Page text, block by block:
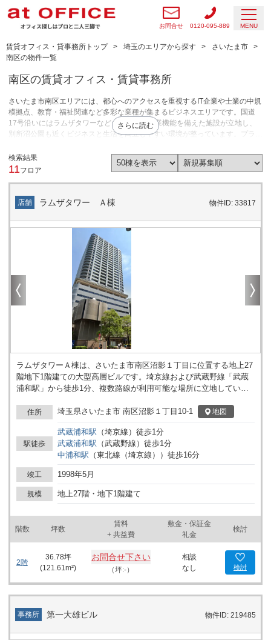
お問合せ 0120-095-889 MENU
賃貸オフィス・貸事務所トップ 埼玉のエリアから探す
さいたま市
南区の物件一覧
南区の賃貸オフィス・賃貸事務所
さいたま市南区エリアには、都心へのアクセスを重視するIT企業や士業の中規
模拠点、教育・福祉関連など多彩な業種が集まるビジネスエリアです。国道
17号沿いにはラムザタワーなどオフィスと商業機能を備えた施設が立地し、
別所沼公園も近くビジネスと生活を両立しやすい環境が整っています。プラウ
拡充されました。賃貸オフィス物件は武蔵浦和エリアでIT・士業・コンサルタ
ント・公的団体などの30〜50坪需要が多く、南浦和エリアでは学習塾や小規
のアクセスを確保しながらコストと利便性のバランスが取りやすい賃料水準で
す。さいたま市南区エリアは、コスト意識を持ちながら都心並みの利便性を求
める企業のオフィス拠点や、地元需要を見込むサービス店舗の展開に選ばれて
さらに読む
検索結果
11フロア
店舗 ラムザタワー Ａ棟 物件ID: 33817
ラムザタワーＡ棟は、さいたま市南区沼影１丁目に位置する地上27
階地下1階建ての大型高層ビルです。埼京線および武蔵野線「武蔵
浦和駅」から徒歩1分、複数路線が利用可能な場所に立地していま
広さとなっています。ビル内にはクリニックモールが併設されてお
り、医療関連のテナントも入居しています。管理人が常駐している
ため、館内の管理体制にも配慮されています。また、機械式駐車場
を備えており、車両の利用が想定される方にも対応しています。24
時間利用が可能で、管理や運用時間を限定せずに利用したい事業者
にも柔軟にご活用いただけます。光ファイバーに対応しているた
め、ネットワークインフラの導入もスムーズです。エレベーターは
4基設置されており、フロア間の移動も効率的です。ビルの詳細に
ついてはお問い合わせください。
住所 埼玉県さいたま市 南区沼影１丁目10-1 地図
駅徒歩
武蔵浦和駅 （埼京線 ） 徒歩1分
武蔵浦和駅 （武蔵野線 ） 徒歩1分
中浦和駅 （東北線（埼京線） ） 徒歩16分
竣工 1998年5月
規模 地上27階・地下1階建て
階数 坪数
賃料
+ 共益費
敷金・保証金
礼金
検討
2階
36.78坪
(121.61m²)
お問合せ下さい
（坪:-）
相談
なし
検討
事務所 第一大雄ビル 物件ID: 219485